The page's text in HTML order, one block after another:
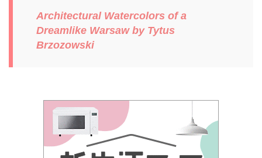
Architectural Watercolors of a
Dreamlike Warsaw by Tytus
Brzozowski